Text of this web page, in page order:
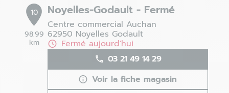
10
98.99
km
Noyelles-Godault - Fermé
Centre commercial Auchan
62950 Noyelles Godault
Fermé aujourd'hui
03 21 49 14 29
Voir la fiche magasin